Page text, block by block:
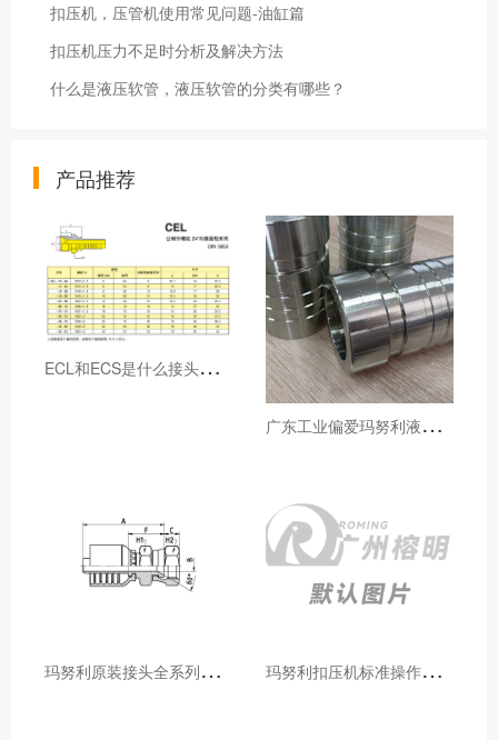
扣压机，压管机使用常见问题-油缸篇
扣压机压力不足时分析及解决方法
什么是液压软管，液压软管的分类有哪些？
产品推荐
E
CL和ECS是什么接头，用于什么胶管或管件
广
东工业偏爱玛努利液压产品的五大原因（代理深度分析）
玛
努利原装接头全系列型号解析：广州客户选型必备指南 玛
努利扣压机标准操作流程：广州代理手把手教学（新手也能学会）